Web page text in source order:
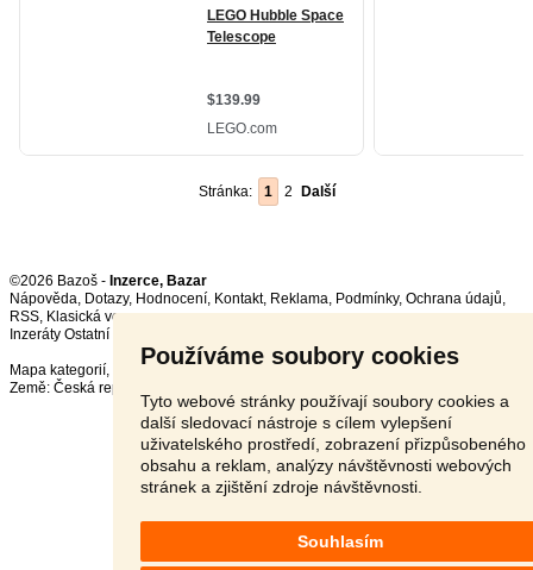
Používáme soubory cookies
Tyto webové stránky používají soubory cookies a
další sledovací nástroje s cílem vylepšení
uživatelského prostředí, zobrazení přizpůsobeného
obsahu a reklam, analýzy návštěvnosti webových
stránek a zjištění zdroje návštěvnosti.
Souhlasím
Stránka: 1 2 Další
©2026 Bazoš - Inzerce, Bazar
Nápověda, Dotazy, Hodnocení, Kontakt, Reklama, Podmínky, Ochrana údajů,
RSS,
Inzeráty Ostatní celkem:
Mapa kategorií,
Země: Česká republika